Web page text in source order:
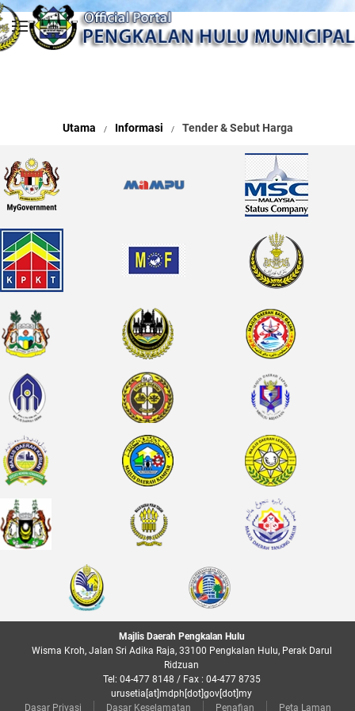
Skip to main content
Utama Informasi Tender & Sebut Harga
Majlis Daerah Pengkalan Hulu
Wisma Kroh, Jalan Sri Adika Raja, 33100 Pengkalan Hulu, Perak Darul
Ridzuan
Tel: 04-477 8148 / Fax : 04-477 8735
urusetia[at]mdph[dot]gov[dot]my
Dasar Privasi
Dasar Keselamatan Penafian Peta Laman